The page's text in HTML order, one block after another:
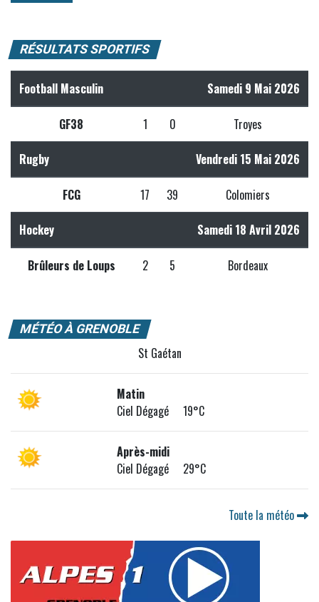
RÉSULTATS SPORTIFS
Football Masculin Samedi 9 Mai 2026
GF38 1 0 Troyes
Rugby Vendredi 15 Mai 2026
FCG 17 39 Colomiers
Hockey Samedi 18 Avril 2026
Brûleurs de Loups 2 5 Bordeaux
MÉTÉO À GRENOBLE
St Gaétan
Matin
Ciel Dégagé 19°C
Après-midi
Ciel Dégagé 29°C
Toute la météo